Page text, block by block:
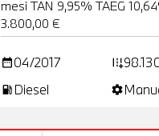
mesi TAN 9,95% TAEG
3.800,00 €
date_range04/2017 add_road
local_gas_station Diesel settings